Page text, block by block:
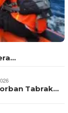
Tabrak…